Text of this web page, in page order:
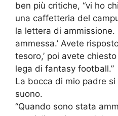
ben più critiche, “vi ho
una caffetteria del
la lettera di ammissione.
ammessa.’ Avete
tesoro,’ poi avete
lega di fantasy football.”
La bocca di mio padre
suono.
“Quando sono stata